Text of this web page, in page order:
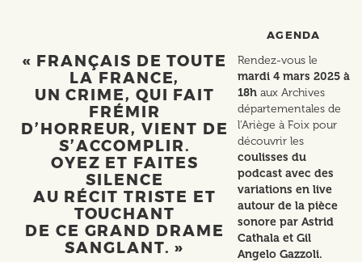
« FRANÇAIS DE TOUTE
LA FRANCE,
UN CRIME, QUI FAIT
FRÉMIR
D’HORREUR, VIENT DE
S’ACCOMPLIR.
OYEZ ET FAITES
SILENCE
AU RÉCIT TRISTE ET
TOUCHANT
DE CE GRAND DRAME
SANGLANT. »
AGENDA
Rendez-vous le
mardi 4 mars 2025 à
18haux Archives
départementales de
l'Ariège à Foix pour
découvrir les
coulisses du
podcast avec des
variations en live
autour de la pièce
sonore par Astrid
Cathala et Gil
Angelo Gazzoli.